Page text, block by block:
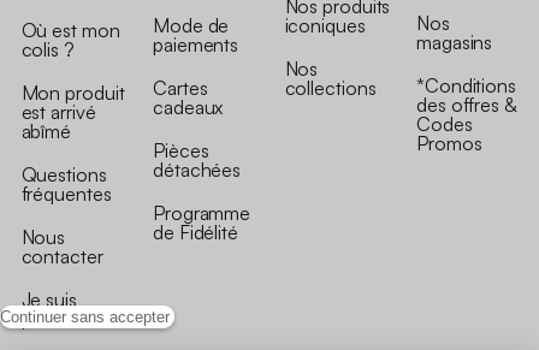
Continuer sans accepter
Où est mon
colis ?
Mon produit
est arrivé
abîmé
Questions
fréquentes
Nous
contacter
Je suis
professionnel
Mode de
paiements
Cartes
cadeaux
Pièces
détachées
Programme
de Fidélité
Nos produits
iconiques
Nos
collections
Nos
magasins
*Conditions
des offres &
Codes
Promos